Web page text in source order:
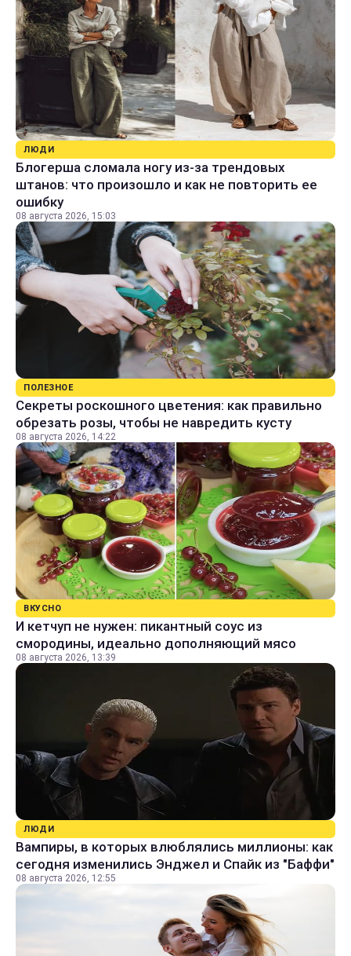
ЛЮДИ
Блогерша сломала ногу из-за трендовых
штанов: что произошло и как не повторить ее
ошибку
08 августа 2026, 15:03
ПОЛЕЗНОЕ
Секреты роскошного цветения: как правильно
обрезать розы, чтобы не навредить кусту
08 августа 2026, 14:22
ВКУСНО
И кетчуп не нужен: пикантный соус из
смородины, идеально дополняющий мясо
08 августа 2026, 13:39
ЛЮДИ
Вампиры, в которых влюблялись миллионы: как
сегодня изменились Энджел и Спайк из "Баффи"
08 августа 2026, 12:55